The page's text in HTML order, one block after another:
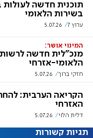
תוכנית חדשה לעולות
בשירות הלאומי
ערוץ 7 5.07.26
המינוי אושר:
מנכ"לית חדשה
הלאומי-אזרחי
חזקי ברוך 5.07.26
הקריאה הערבית:
האזרחי
דלית הלוי 5.07.26
תגיות קשורות